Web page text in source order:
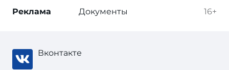
16+
Реклама Документы
Вконтакте